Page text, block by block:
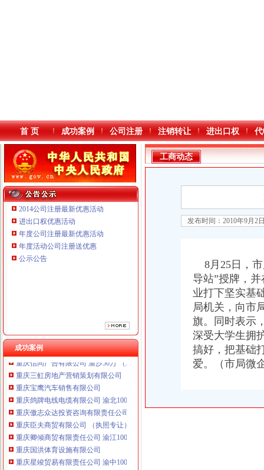
本站导航
首 页 成功案例 公司注册 注销转让 进出口权
2014公司注册最新优惠活动
进出口权优惠活动
年度公司注册最新优惠活动
年度活动公司注册送优惠
公示公告
成功案例
重庆鸽牌电线电缆有限公司 渝北10010万 (进出口权)
重庆海谛升进出口贸易有限公司 渝北100万 （进出口权）
重庆奕欣锦诚商贸有限公司 渝九50万 （工商注册）
重庆信同广告有限公司 渝沙50万 （工商注册）
重庆三虹房地产营销策划有限公司
重庆宝鹰汽车销售有限公司
重庆鸽牌电线电缆有限公司 渝北10010万 (进出口权)
重庆傲志众达投资咨询有限责任公司 渝九1000万 （增资）
重庆臣夫商贸有限公司 （执照专让）
重庆卿倾商贸有限责任公司 渝江100万 （工商注册）
重庆国洪体育设施有限公司
重庆星竣贸易有限责任公司 渝中100万 （进出口权）
重庆海谛升进出口贸易有限公司 渝北100万 （进出口权）
工商动态
发布时间：2010年9月2
8月25日，市
导站”授牌，
业打下坚实基
局机关，向市
旗。同时表示
深受大学生拥
搞好，把基础
爱。（市局微